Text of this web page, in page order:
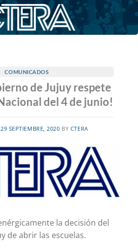
COMUNICADOS
de Jujuy respete
del 4 de junio!
29 SEPTIEMBRE, 2020 BY CTERA
la decisión del
de abrir las escuelas.